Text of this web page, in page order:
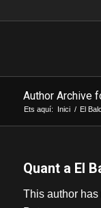
Author Archive
Ets aquí: Inici / El
Quant a El
This author has